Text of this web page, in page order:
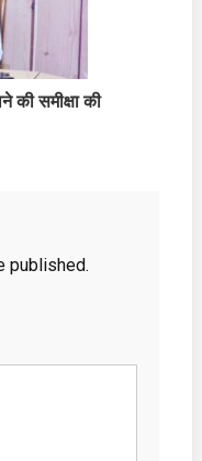
की समीक्षा की
published.